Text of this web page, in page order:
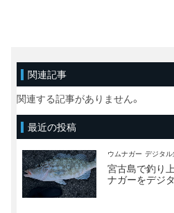
関連記事
関連する記事がありません。
最近の投稿
ウムナガー デジタル
宮古島で釣り
ナガーをデジ